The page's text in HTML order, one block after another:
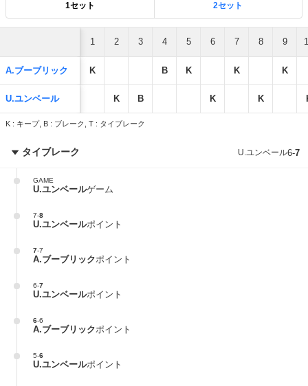
1セット 2セット
1 2 3 4 5 6 7 8 9
A.ブーブリック K B K K K
U.ユンベール K B K K
K : キープ, B : ブレーク, T : タイブレーク
タイブレーク U.ユンベール6-7
GAME
U.ユンベールゲーム
7-8
U.ユンベールポイント
7-7
A.ブーブリックポイント
6-7
U.ユンベールポイント
6-6
A.ブーブリックポイント
5-6
U.ユンベールポイント